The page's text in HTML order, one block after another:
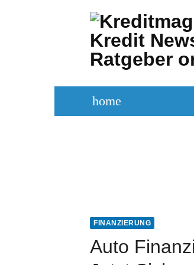
home
FINANZIERUNG
Auto